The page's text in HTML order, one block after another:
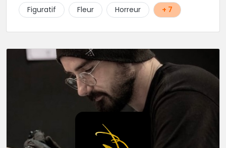
Figuratif
Fleur Horreur + 7